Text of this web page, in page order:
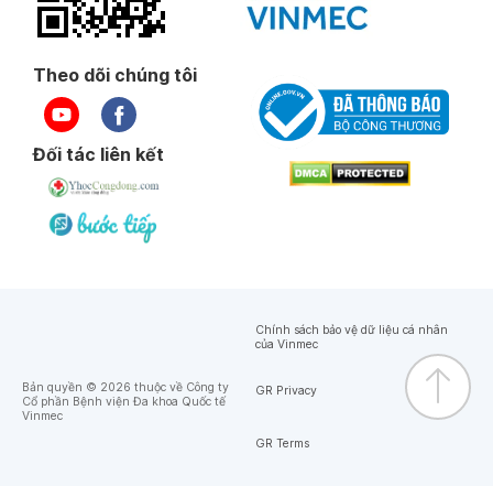
Theo dõi chúng tôi
Đối tác liên kết
Bản quyền © 2026 thuộc về Công ty
Cổ phần Bệnh viện Đa khoa Quốc tế
Vinmec
Chính sách bảo vệ dữ liệu cá nhân
của Vinmec
GR Privacy
GR Terms